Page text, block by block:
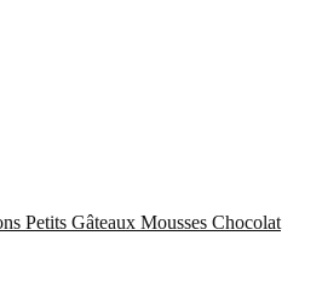
Petits Gâteaux Mousses Chocolat